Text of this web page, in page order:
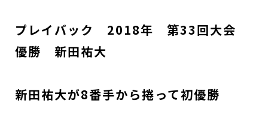
プレイバック 2018年 第33回大会
優勝 新田祐大
新田祐大が8番手から捲って初優勝